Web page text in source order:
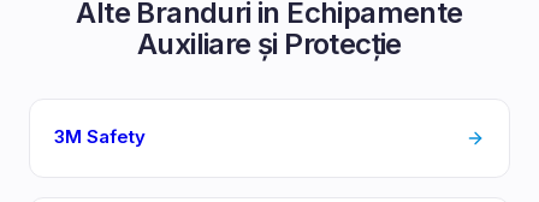
Alte Branduri in Echipamente
Auxiliare și Protecție
3M Safety